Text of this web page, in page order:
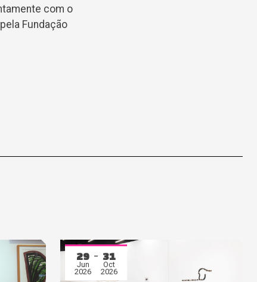
com o
Fundação
29
Jun
2026
31
Oct
2026